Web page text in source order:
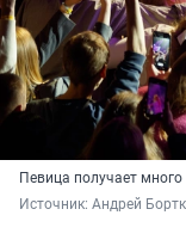
Певица получает
Источник: Андрей